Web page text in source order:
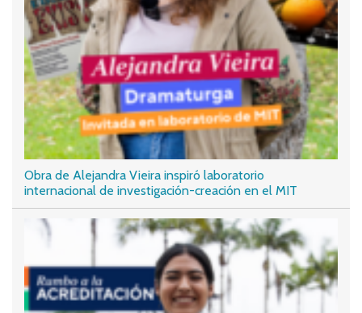
Obra de Alejandra Vieira inspiró laboratorio
internacional de investigación-creación en el MIT